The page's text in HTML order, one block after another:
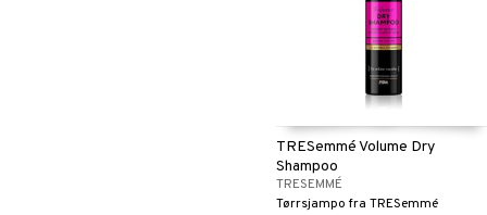
TRESemmé Volume Dry
Shampoo
TRESEMMÉ
Tørrsjampo fra TRESemmé